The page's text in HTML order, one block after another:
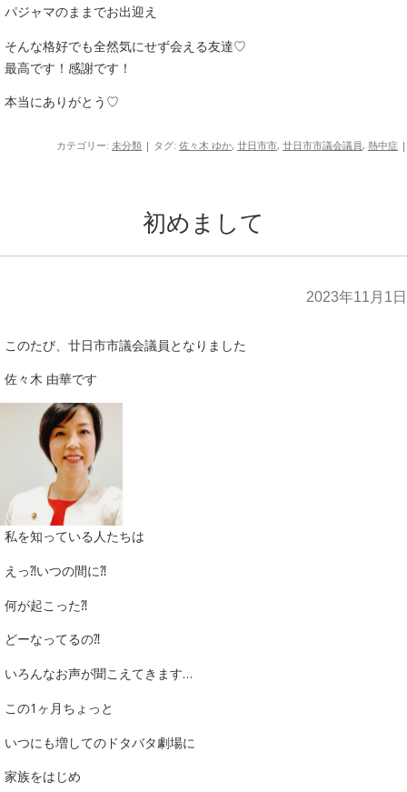
パジャマのままでお出迎え
そんな格好でも全然気にせず会える友達♡
最高です！感謝です！
本当にありがとう♡
カテゴリー: 未分類 | タグ: 佐々木 ゆか, 廿日市市, 廿日市市議会議員, 熱中症 |
初めまして
2023年11月1日
このたび、廿日市市議会議員となりました
佐々木 由華です
私を知っている人たちは
えっ⁈いつの間に⁈
何が起こった⁈
どーなってるの⁈
いろんなお声が聞こえてきます…
この1ヶ月ちょっと
いつにも増してのドタバタ劇場に
家族をはじめ